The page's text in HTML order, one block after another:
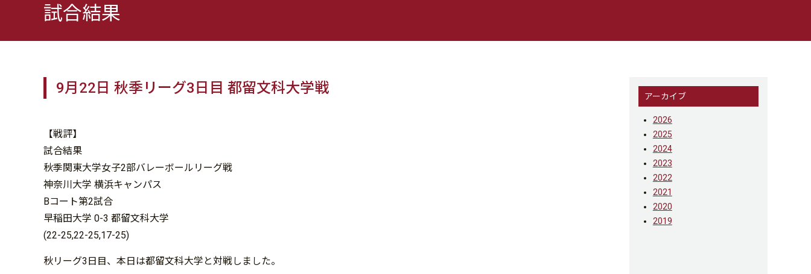
試合結果
9月22日 秋季リーグ3日目 都留文科大学戦
【戦評】
試合結果
秋季関東大学女子2部バレーボールリーグ戦
神奈川大学 横浜キャンパス
Bコート第2試合
早稲田大学 0-3 都留文科大学
(22-25,22-25,17-25)
秋リーグ3日目、本日は都留文科大学と対戦しました。
アーカイブ
2026
2025
2024
2023
2022
2021
2020
2019